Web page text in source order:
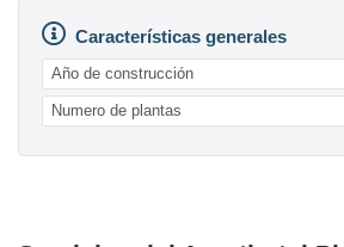
Características generales
Año de construcción
Numero de plantas